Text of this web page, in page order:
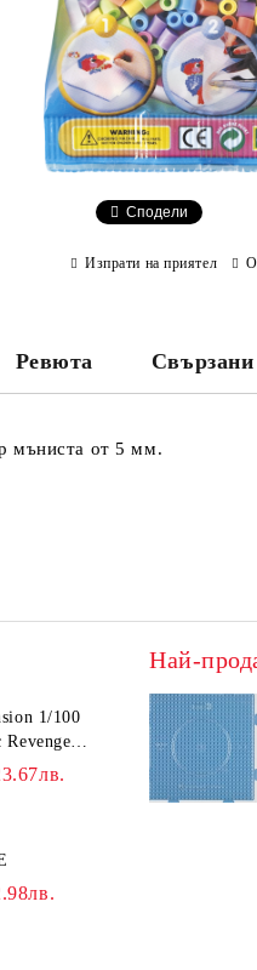
Сподели
Изпрати на приятел
Ревюта
мъниста от 5 мм.
1/100
Revenge
Най-